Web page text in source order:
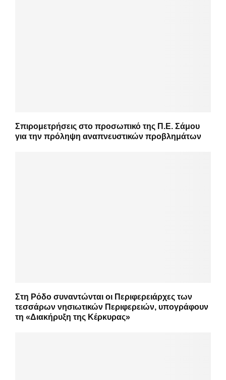
Σπιρομετρήσεις στο προσωπικό της Π.Ε. Σάμου
για την πρόληψη αναπνευστικών προβλημάτων
Στη Ρόδο συναντώνται οι Περιφερειάρχες των
τεσσάρων νησιωτικών Περιφερειών, υπογράφουν
τη «Διακήρυξη της Κέρκυρας»